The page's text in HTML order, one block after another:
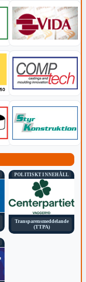
POLITISKT INNEHÅLL
Transparensmeddelande
(TTPA)